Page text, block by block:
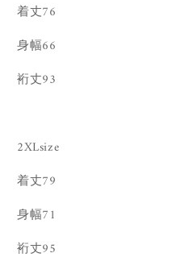
着丈76
身幅66
裄丈93
2XLsize
着丈79
身幅71
裄丈95